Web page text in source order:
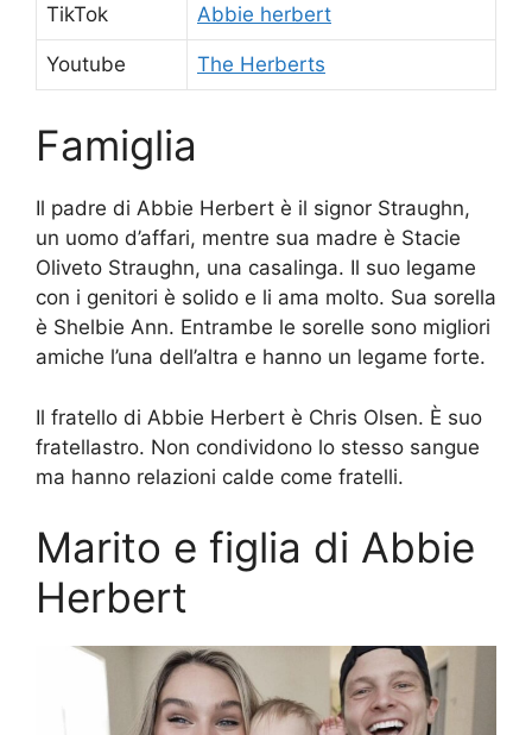
TikTok Abbie herbert
Youtube The Herberts
Famiglia
Il padre di Abbie Herbert è il signor Straughn,
un uomo d’affari, mentre sua madre è Stacie
Oliveto Straughn, una casalinga. Il suo legame
con i genitori è solido e li ama molto. Sua sorella
è Shelbie Ann. Entrambe le sorelle sono migliori
amiche l’una dell’altra e hanno un legame forte.
Il fratello di Abbie Herbert è Chris Olsen. È suo
fratellastro. Non condividono lo stesso sangue
ma hanno relazioni calde come fratelli.
Marito e figlia di Abbie
Herbert